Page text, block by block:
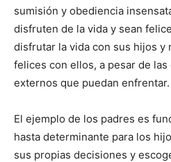
sumisión y obediencia
disfruten de la vida y sean
disfrutar la vida con sus hijos y
felices con ellos, a pesar de
externos que puedan enfrentar.
El ejemplo de los padres es
hasta determinante para los
sus propias decisiones y